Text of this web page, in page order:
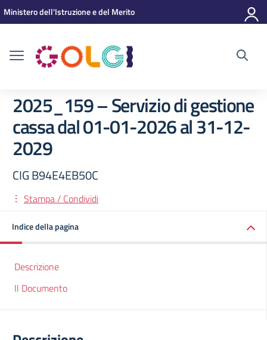
Vai ai contenuti
Vai al menu di navigazione
Vai al footer
Ministero dell'Istruzione e del Merito
2025_159 – Servizio di gestione
cassa dal 01-01-2026 al 31-12-
2029
CIG B94E4EB50C
Stampa / Condividi
Indice della pagina
Descrizione
Il Documento